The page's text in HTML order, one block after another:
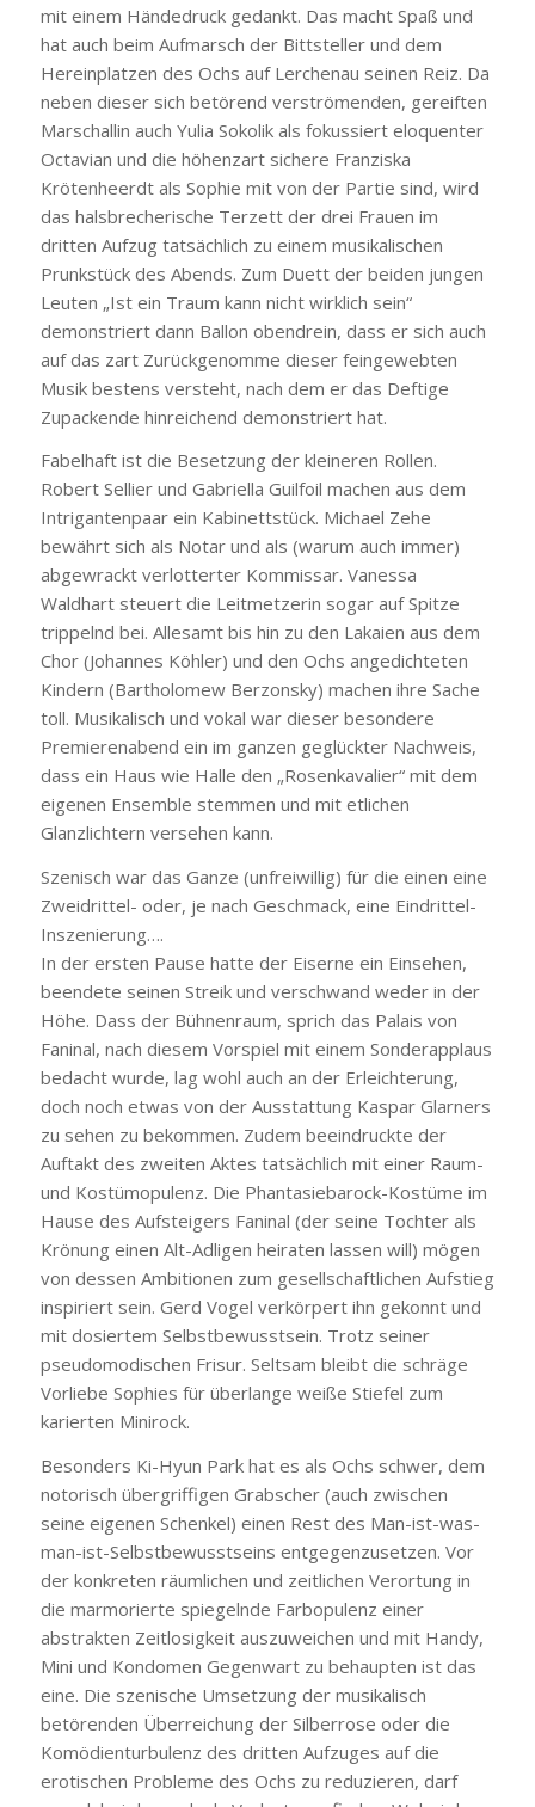
mit einem Händedruck gedankt. Das macht Spaß und
hat auch beim Aufmarsch der Bittsteller und dem
Hereinplatzen des Ochs auf Lerchenau seinen Reiz. Da
neben dieser sich betörend verströmenden, gereiften
Marschallin auch Yulia Sokolik als fokussiert eloquenter
Octavian und die höhenzart sichere Franziska
Krötenheerdt als Sophie mit von der Partie sind, wird
das halsbrecherische Terzett der drei Frauen im
dritten Aufzug tatsächlich zu einem musikalischen
Prunkstück des Abends. Zum Duett der beiden jungen
Leuten „Ist ein Traum kann nicht wirklich sein“
demonstriert dann Ballon obendrein, dass er sich auch
auf das zart Zurückgenomme dieser feingewebten
Musik bestens versteht, nach dem er das Deftige
Zupackende hinreichend demonstriert hat.
Fabelhaft ist die Besetzung der kleineren Rollen.
Robert Sellier und Gabriella Guilfoil machen aus dem
Intrigantenpaar ein Kabinettstück. Michael Zehe
bewährt sich als Notar und als (warum auch immer)
abgewrackt verlotterter Kommissar. Vanessa
Waldhart steuert die Leitmetzerin sogar auf Spitze
trippelnd bei. Allesamt bis hin zu den Lakaien aus dem
Chor (Johannes Köhler) und den Ochs angedichteten
Kindern (Bartholomew Berzonsky) machen ihre Sache
toll. Musikalisch und vokal war dieser besondere
Premierenabend ein im ganzen geglückter Nachweis,
dass ein Haus wie Halle den „Rosenkavalier“ mit dem
eigenen Ensemble stemmen und mit etlichen
Glanzlichtern versehen kann.
Szenisch war das Ganze (unfreiwillig) für die einen eine
Zweidrittel- oder, je nach Geschmack, eine Eindrittel-
Inszenierung….
In der ersten Pause hatte der Eiserne ein Einsehen,
beendete seinen Streik und verschwand weder in der
Höhe. Dass der Bühnenraum, sprich das Palais von
Faninal, nach diesem Vorspiel mit einem Sonderapplaus
bedacht wurde, lag wohl auch an der Erleichterung,
doch noch etwas von der Ausstattung Kaspar Glarners
zu sehen zu bekommen. Zudem beeindruckte der
Auftakt des zweiten Aktes tatsächlich mit einer Raum-
und Kostümopulenz. Die Phantasiebarock-Kostüme im
Hause des Aufsteigers Faninal (der seine Tochter als
Krönung einen Alt-Adligen heiraten lassen will) mögen
von dessen Ambitionen zum gesellschaftlichen Aufstieg
inspiriert sein. Gerd Vogel verkörpert ihn gekonnt und
mit dosiertem Selbstbewusstsein. Trotz seiner
pseudomodischen Frisur. Seltsam bleibt die schräge
Vorliebe Sophies für überlange weiße Stiefel zum
karierten Minirock.
Besonders Ki-Hyun Park hat es als Ochs schwer, dem
notorisch übergriffigen Grabscher (auch zwischen
seine eigenen Schenkel) einen Rest des Man-ist-was-
man-ist-Selbstbewusstseins entgegenzusetzen. Vor
der konkreten räumlichen und zeitlichen Verortung in
die marmorierte spiegelnde Farbopulenz einer
abstrakten Zeitlosigkeit auszuweichen und mit Handy,
Mini und Kondomen Gegenwart zu behaupten ist das
eine. Die szenische Umsetzung der musikalisch
betörenden Überreichung der Silberrose oder die
Komödienturbulenz des dritten Aufzuges auf die
erotischen Probleme des Ochs zu reduzieren, darf